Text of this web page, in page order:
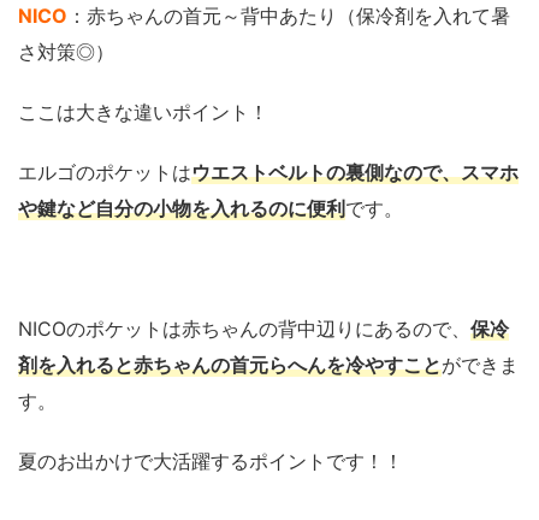
NICO ：赤ちゃんの首元～背中あたり（保冷剤を入れて暑
さ対策◎）
ここは大きな違いポイント！
エルゴのポケットはウエストベルトの裏側なので、スマホ
や鍵など自分の小物を入れるのに便利です。
NICOのポケットは赤ちゃんの背中辺りにあるので、 保冷
剤を入れると赤ちゃんの首元らへんを冷やすことができま
す。
夏のお出かけで大活躍するポイントです！！